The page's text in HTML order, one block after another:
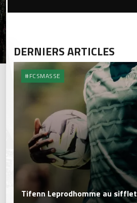
DERNIERS ARTICLES
#FCSMASSE
Tifenn Leprodhomme au sifflet